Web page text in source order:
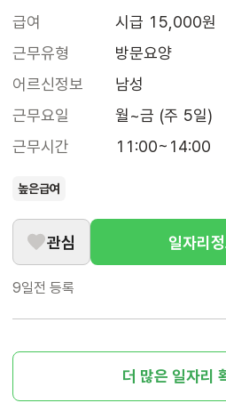
급여
시급 15,000원
근무유형
방문요양
어르신정보
남성
근무요일
월~금 (주 5일)
근무시간
11:00~14:00
높은급여
관심 일자리
9일전 등록
더 많은 일자리